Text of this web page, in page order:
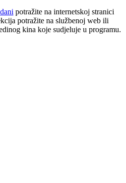
potražite na internetskoj stranici
potražite na službenoj web ili
kina koje sudjeluje u programu.